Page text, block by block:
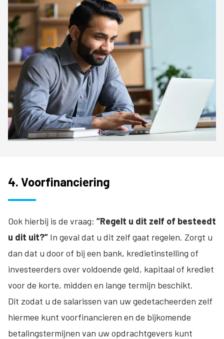
4. Voorfinanciering
Ook hierbij is de vraag: “Regelt u dit zelf of besteedt
u dit uit?” In geval dat u dit zelf gaat regelen. Zorgt u
dan dat u door of bij een bank, kredietinstelling of
investeerders over voldoende geld, kapitaal of krediet
voor de korte, midden en lange termijn beschikt.
Dit zodat u de salarissen van uw gedetacheerden zelf
hiermee kunt voorfinancieren en de bijkomende
betalingstermijnen van uw opdrachtgevers kunt